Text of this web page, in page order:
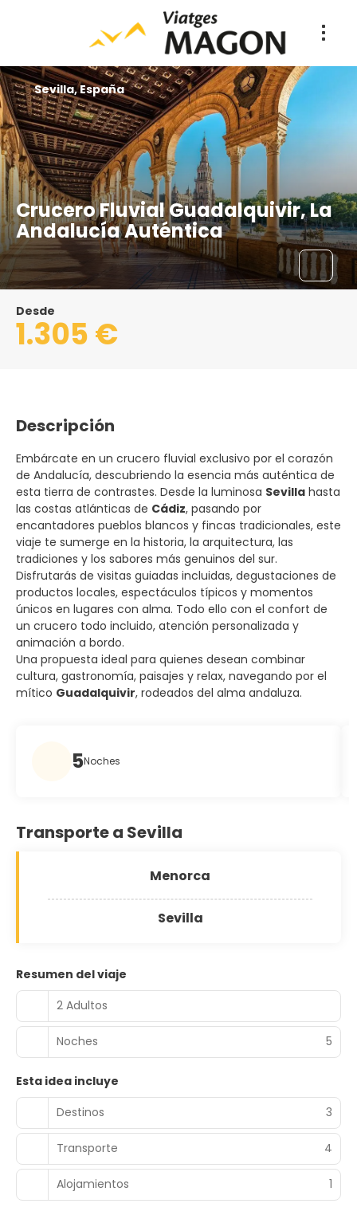
Crucero Fluvial Guadalquivir, La
Andalucía Auténtica
Sevilla, España
Desde
1.305 €
Descripción
Embárcate en un crucero fluvial exclusivo por el corazón
de Andalucía, descubriendo la esencia más auténtica de
esta tierra de contrastes. Desde la luminosa Sevilla hasta
las costas atlánticas de Cádiz, pasando por
encantadores pueblos blancos y fincas tradicionales, este
viaje te sumerge en la historia, la arquitectura, las
tradiciones y los sabores más genuinos del sur.
Disfrutarás de visitas guiadas incluidas, degustaciones de
productos locales, espectáculos típicos y momentos
únicos en lugares con alma. Todo ello con el confort de
un crucero todo incluido, atención personalizada y
animación a bordo.
Una propuesta ideal para quienes desean combinar
cultura, gastronomía, paisajes y relax, navegando por el
mítico Guadalquivir, rodeados del alma andaluza.
5Noches
Transporte a Sevilla
Menorca
Sevilla
Resumen del viaje
2 Adultos
Noches 5
Esta idea incluye
Destinos
3
Transporte 4
Alojamientos 1